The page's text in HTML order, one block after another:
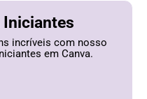
Iniciantes
incríveis com nosso
em Canva.